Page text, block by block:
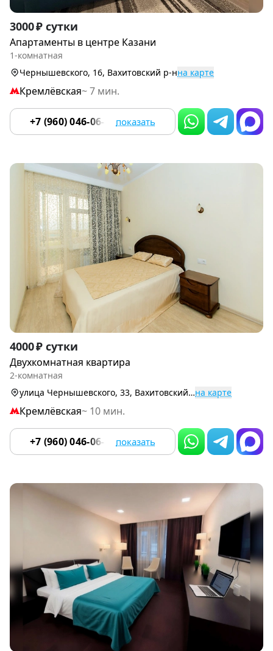
Item
1
of
3000 ₽ сутки
Апартаменты в центре Казани
1-комнатная
Чернышевского, 16, Вахитовский р-нна карте
Кремлёвская~ 7 мин.
+7 (960) 046-06-18 показать
Item
1
of
9
4000 ₽ сутки
Двухкомнатная квартира
2-комнатная
улица Чернышевского, 33, Вахитовский р-нна карте
Кремлёвская~ 10 мин.
+7 (960) 046-06-18 показать